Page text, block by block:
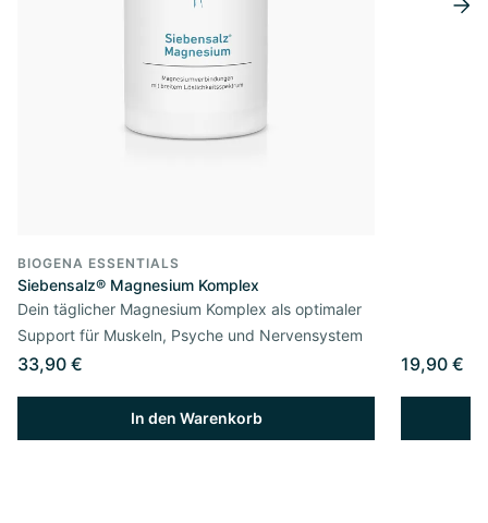
BIOGENA ESSENTIALS
Siebensalz® Magnesium Komplex
Dein täglicher Magnesium Komplex als optimaler
Support für Muskeln, Psyche und Nervensystem
33,90 €
In den Warenkorb
19,90 €